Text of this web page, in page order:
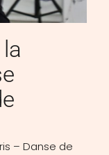
– Danse de